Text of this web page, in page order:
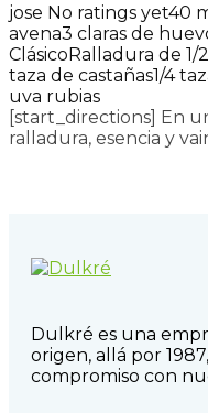
jose No ratings yet40
avena3 claras de
ClásicoRalladura de 1/
taza de castañas1/4
uva rubias
[start_directions] En
ralladura, esencia y
Dulkré es una
origen, allá por
compromiso con